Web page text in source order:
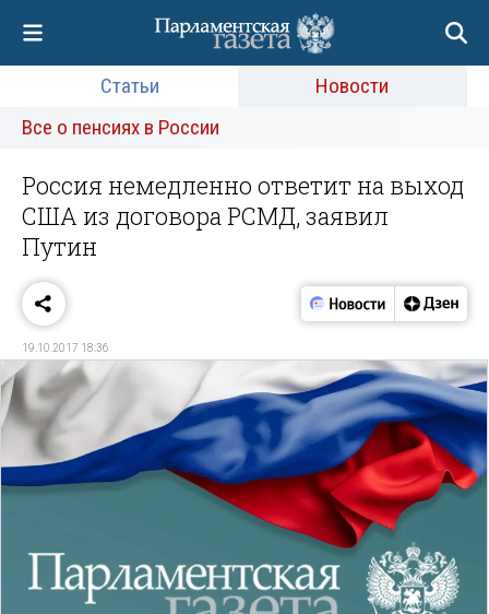
Статьи
Новости
Все о пенсиях в России
Россия немедленно ответит на выход
США из договора РСМД, заявил
Путин
19.10.2017 18:36